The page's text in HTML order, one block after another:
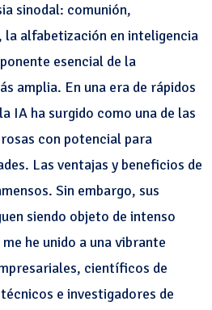
sinodal: comunión,
alfabetización en inteligencia
esencial de la
amplia. En una era de rápidos
IA ha surgido como una de las
con potencial para
Las ventajas y beneficios de
Sin embargo, sus
siendo objeto de intenso
he unido a una vibrante
científicos de
e investigadores de